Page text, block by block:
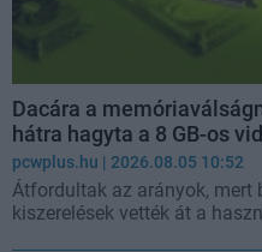
Dacára a
hátra hagyta a 8 GB-os
pcwplus.hu | 2026.08.05 10:52
Átfordultak az arányok, mert
kiszerelések vették át a